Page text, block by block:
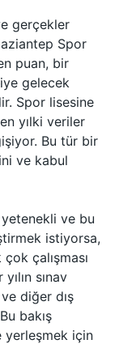
gerçekler
Spor
puan, bir
gelecek
Spor lisesine
yılki veriler
Bu tür bir
ve kabul
ve bu
istiyorsa,
çalışması
sınav
diğer dış
bakış
yerleşmek için